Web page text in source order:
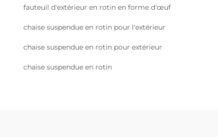
fauteuil d'extérieur en rotin en forme d'œuf
chaise suspendue en rotin pour l'extérieur
chaise suspendue en rotin pour extérieur
chaise suspendue en rotin